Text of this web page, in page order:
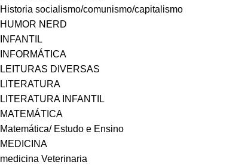
Historia socialismo/comunismo/capitalismo
HUMOR NERD
INFANTIL
INFORMÁTICA
LEITURAS DIVERSAS
LITERATURA
LITERATURA INFANTIL
MATEMÁTICA
Matemática/ Estudo e Ensino
MEDICINA
medicina Veterinaria